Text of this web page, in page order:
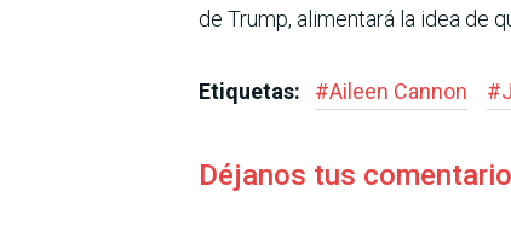
de Trump, alimentará la idea de
Etiquetas: #Aileen Cannon #
Déjanos tus